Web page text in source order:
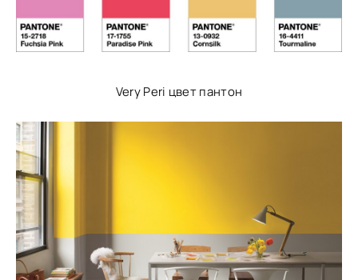
Very Peri цвет пантон